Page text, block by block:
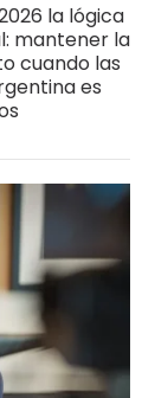
la lógica
mantener la
cuando las
es